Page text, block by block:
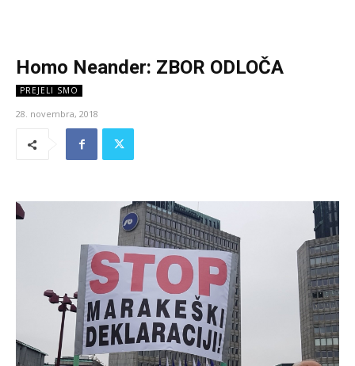
Homo Neander: ZBOR ODLOČA
PREJELI SMO
28. novembra, 2018